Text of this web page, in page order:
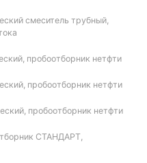
смеситель трубный,
пробоотборник нетфти
пробоотборник нетфти
пробоотборник нетфти
СТАНДАРТ,